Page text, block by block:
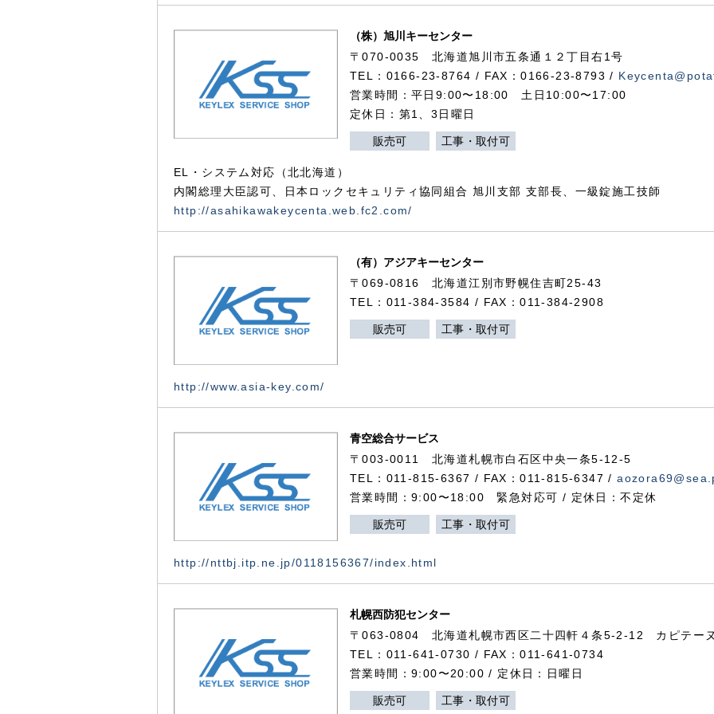
（株）旭川キーセンター
〒070-0035 北海道旭川市五条通１２丁目右1号
TEL：0166-23-8764 / FAX：0166-23-8793 /
営業時間：平日9:00〜18:00 土日10:00〜17:00
定休日：第1、3日曜日
販売可 工事・取付可
EL・システム対応（北北海道）
内閣総理大臣認可、日本ロックセキュリティ協同組合 旭川支部 支部長、一級錠施工技師
http://asahikawakeycenta.web.fc2.com/
（有）アジアキーセンター
〒069-0816 北海道江別市野幌住吉町25-43
TEL：011-384-3584 / FAX：011-384-2908
販売可 工事・取付可
http://www.asia-key.com/
青空総合サービス
〒003-0011 北海道札幌市白石区中央一条5-12-5
TEL：011-815-6367 / FAX：011-815-6347 /
営業時間：9:00〜18:00 緊急対応可 / 定休日：不定休
販売可 工事・取付可
http://nttbj.itp.ne.jp/0118156367/index.html
札幌西防犯センター
〒063-0804 北海道札幌市西区二十四軒４条5-2-12 カピテー
TEL：011-641-0730 / FAX：011-641-0734
営業時間：9:00〜20:00 / 定休日：日曜日
販売可 工事・取付可